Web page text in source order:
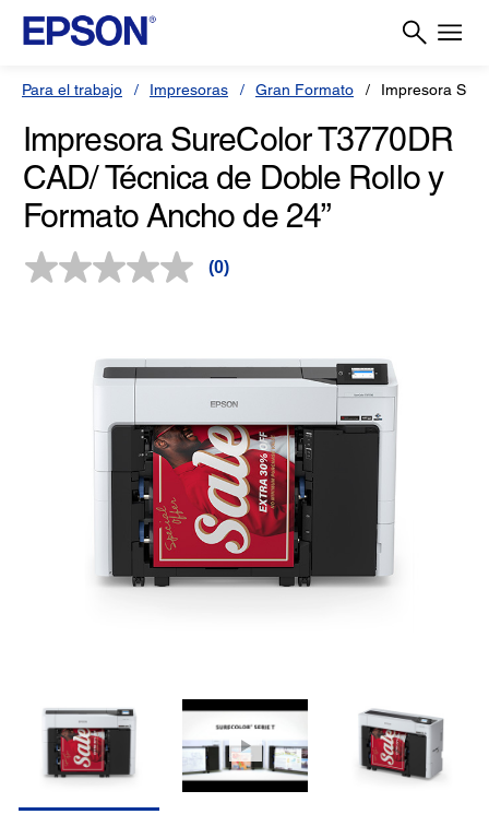
Para el trabajo Impresoras Gran Formato Impresora
Impresora SureColor T3770DR
CAD/ Técnica de Doble Rollo y
Formato Ancho de 24”
Sin
misma
página.
(0)